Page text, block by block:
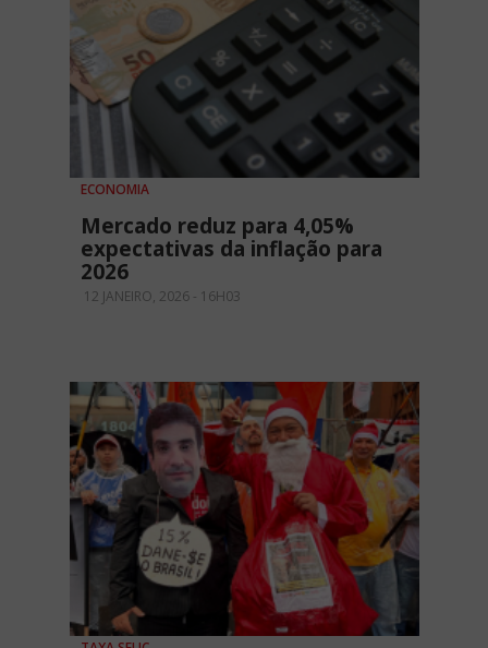
ECONOMIA
Mercado reduz para 4,05%
expectativas da inflação para
2026
12 JANEIRO, 2026 - 16H03